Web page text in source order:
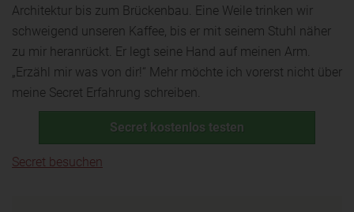
Architektur bis zum Brückenbau. Eine Weile trinken wir
schweigend unseren Kaffee, bis er mit seinem Stuhl näher
zu mir heranrückt. Er legt seine Hand auf meinen Arm.
„Erzähl mir was von dir!“ Mehr möchte ich vorerst nicht über
meine Secret Erfahrung schreiben.
Secret kostenlos testen
Secret besuchen